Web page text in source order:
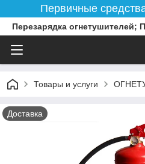
Первичные
Перезарядка
Товары и услуги
Доставка